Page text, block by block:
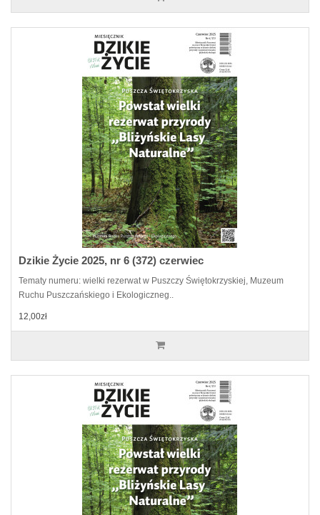
Dzikie Życie 2025, nr 6 (372) czerwiec
Tematy numeru: wielki rezerwat w Puszczy Świętokrzyskiej, Muzeum
Ruchu Puszczańskiego i Ekologiczneg..
12,00zł